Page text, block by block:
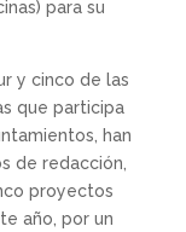
para su
y cinco de las
que participa
han
de redacción,
proyectos
año, por un